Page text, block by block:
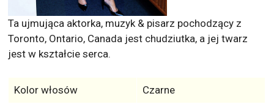
Ta ujmująca aktorka, muzyk & pisarz pochodzący z
Toronto, Ontario, Canada jest chudziutka, a jej twarz
jest w kształcie serca.
Kolor włosów Czarne